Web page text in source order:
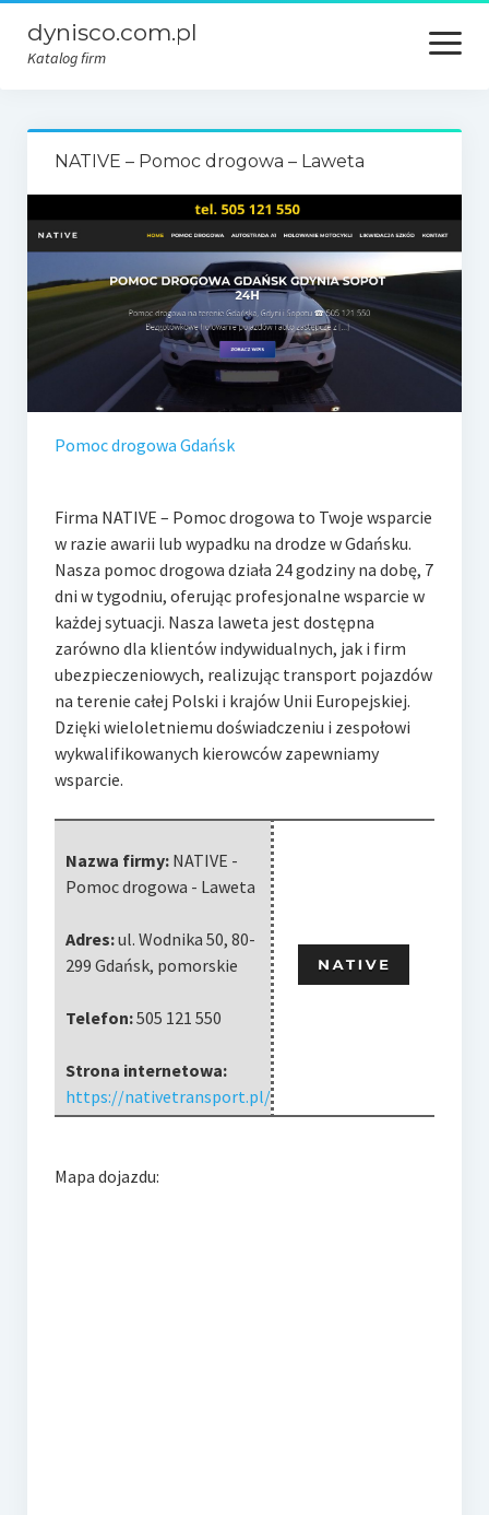
dynisco.com.pl
Katalog firm
open
menu
NATIVE – Pomoc drogowa – Laweta
Pomoc drogowa Gdańsk
Firma NATIVE – Pomoc drogowa to Twoje wsparcie
w razie awarii lub wypadku na drodze w Gdańsku.
Nasza pomoc drogowa działa 24 godziny na dobę, 7
dni w tygodniu, oferując profesjonalne wsparcie w
każdej sytuacji. Nasza laweta jest dostępna
zarówno dla klientów indywidualnych, jak i firm
ubezpieczeniowych, realizując transport pojazdów
na terenie całej Polski i krajów Unii Europejskiej.
Dzięki wieloletniemu doświadczeniu i zespołowi
wykwalifikowanych kierowców zapewniamy
wsparcie.
Nazwa firmy: NATIVE -
Pomoc drogowa - Laweta
Adres:ul. Wodnika 50, 80-
299 Gdańsk, pomorskie
Telefon:505 121 550
Strona internetowa:
https://nativetransport.pl/
Mapa dojazdu: